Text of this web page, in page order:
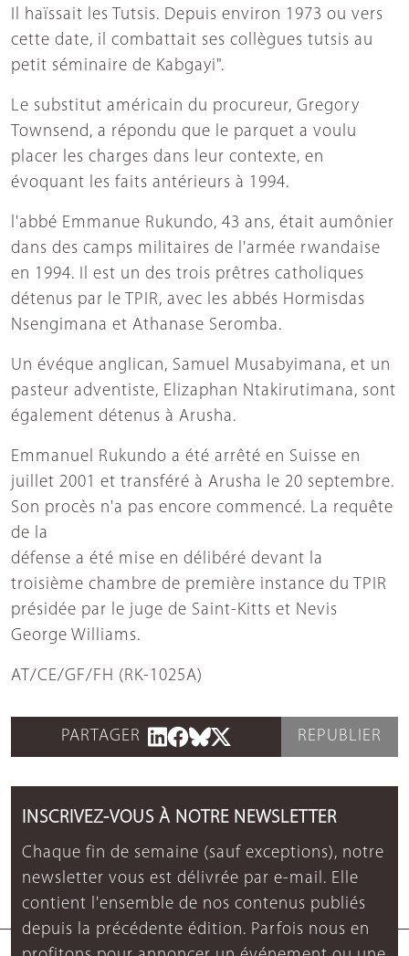
Il haïssait les Tutsis. Depuis environ 1973 ou vers
cette date, il combattait ses collègues tutsis au
petit séminaire de Kabgayi".
Le substitut américain du procureur, Gregory
Townsend, a répondu que le parquet a voulu
placer les charges dans leur contexte, en
évoquant les faits antérieurs à 1994.
l'abbé Emmanue Rukundo, 43 ans, était aumônier
dans des camps militaires de l'armée rwandaise
en 1994. Il est un des trois prêtres catholiques
détenus par le TPIR, avec les abbés Hormisdas
Nsengimana et Athanase Seromba.
Un évéque anglican, Samuel Musabyimana, et un
pasteur adventiste, Elizaphan Ntakirutimana, sont
également détenus à Arusha.
Emmanuel Rukundo a été arrêté en Suisse en
juillet 2001 et transféré à Arusha le 20 septembre.
Son procès n'a pas encore commencé. La requête
de la
défense a été mise en délibéré devant la
troisième chambre de première instance du TPIR
présidée par le juge de Saint-Kitts et Nevis
George Williams.
AT/CE/GF/FH (RK-1025A)
PARTAGER REPUBLIER
INSCRIVEZ-VOUS À NOTRE NEWSLETTER
Chaque fin de semaine (sauf exceptions), notre
newsletter vous est délivrée par e-mail. Elle
contient l'ensemble de nos contenus publiés
depuis la précédente édition. Parfois nous en